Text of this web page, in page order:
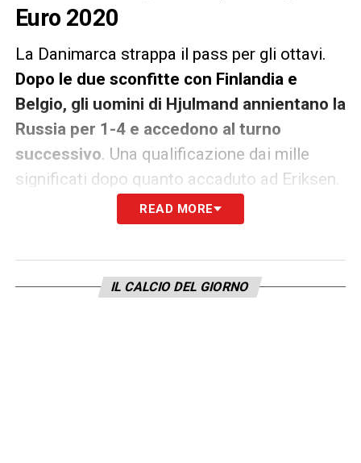
Euro 2020
La Danimarca strappa il pass per gli ottavi.
Dopo le due sconfitte con Finlandia e
Belgio, gli uomini di Hjulmand annientano la
Russia per 1-4 e accedono al turno
successivo. Una qualificazione dai mille
significati dopo quanto accaduto ad Eriksen.
La Danimarca affrontetà ora il Galles agli
READ MORE
IL CALCIO DEL GIORNO